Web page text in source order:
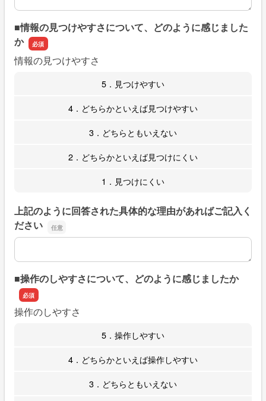
■情報の見つけやすさについて、どのように感じました
か
情報の見つけやすさ
5．見つけやすい
4．どちらかといえば見つけやすい
3．どちらともいえない
2．どちらかといえば見つけにくい
1．見つけにくい
上記のように回答された具体的な理由があればご記入く
ださい
上記のように回答された具体的な理由があればご記入くだ
■操作のしやすさについて、どのように感じましたか
操作のしやすさ
5．操作しやすい
4．どちらかといえば操作しやすい
3．どちらともいえない